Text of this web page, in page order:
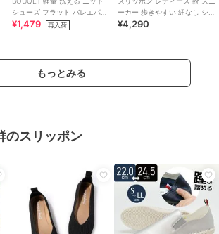
シューズ フラット バレエパン
プス スリッポン
¥1,479 再入荷
ーカー 歩きやすい 紐なし シン
プル らくちん 履きやすい
¥4,290
もっとみる
のスリッポン